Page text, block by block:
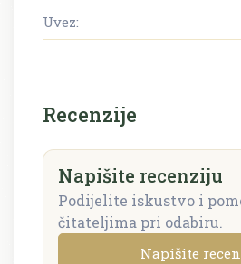
Uvez:
Recenzije
Napišite recenziju
Podijelite iskustvo i
čitateljima pri odabiru.
Napišite